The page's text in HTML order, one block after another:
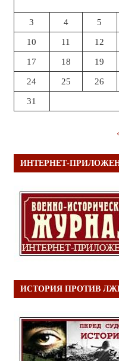
3 4 5
10 11 12
17 18 19
24 25 26
31
ИНТЕРНЕТ-
ИСТОРИЯ ПРОТИВ